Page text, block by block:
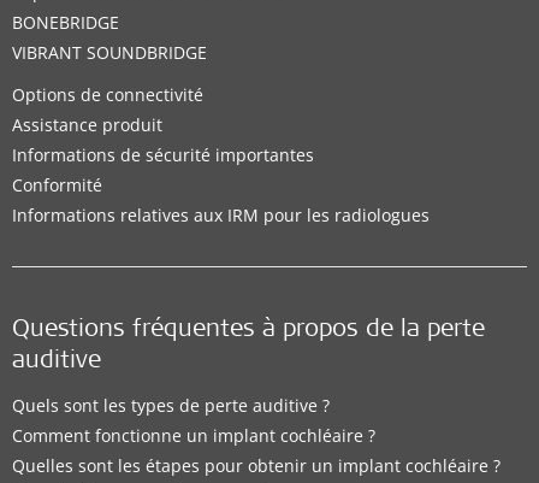
BONEBRIDGE
VIBRANT SOUNDBRIDGE
Options de connectivité
Assistance produit
Informations de sécurité importantes
Conformité
Informations relatives aux IRM pour les radiologues
Questions fréquentes à propos de la perte
auditive
Quels sont les types de perte auditive ?
Comment fonctionne un implant cochléaire ?
Quelles sont les étapes pour obtenir un implant cochléaire ?